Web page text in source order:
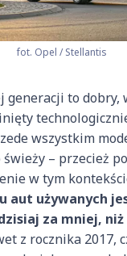
fot. Opel / Stellantis
generacji to dobry,
wszystkim
– przecież
w tym
aut używanych
za mniej, niż
z rocznika 2017,